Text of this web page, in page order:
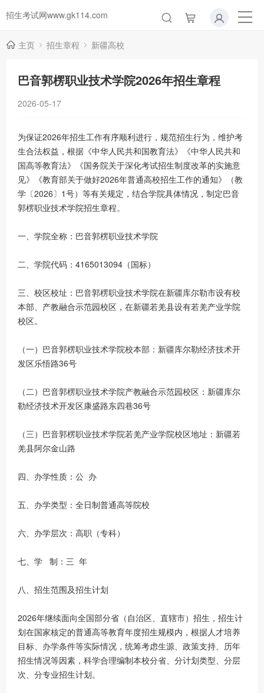
招生考试网www.gk114.com
主页 招生章程 新疆高校
巴音郭楞职业技术学院2026年招生章程
2026-05-17
为保证2026年招生工作有序顺利进行，规范招生行为，维护考
生合法权益，根据《中华人民共和国教育法》《中华人民共和
国高等教育法》《国务院关于深化考试招生制度改革的实施意
见》《教育部关于做好2026年普通高校招生工作的通知》（教
学〔2026〕1号）等有关规定，结合学院具体情况，制定巴音
郭楞职业技术学院招生章程。
一、学院全称：巴音郭楞职业技术学院
二、学院代码：4165013094（国标）
三、校区校址：巴音郭楞职业技术学院在新疆库尔勒市设有校
本部、产教融合示范园校区，在新疆若羌县设有若羌产业学院
校区。
（一）巴音郭楞职业技术学院校本部：新疆库尔勒经济技术开
发区乐悟路36号
（二）巴音郭楞职业技术学院产教融合示范园校区：新疆库尔
勒经济技术开发区康盛路东四巷36号
（三）巴音郭楞职业技术学院若羌产业学院校区地址：新疆若
羌县阿尔金山路
四、办学性质：公 办
五、办学类型：全日制普通高等院校
六、办学层次：高职（专科）
七、学 制：三 年
八、招生范围及招生计划
2026年继续面向全国部分省（自治区、直辖市）招生，招生计
划在国家核定的普通高等教育年度招生规模内，根据人才培养
目标、办学条件等实际情况，统筹考虑生源、政策支持、历年
招生情况等因素，科学合理编制本校分省、分计划类型、分层
次、分专业招生计划。